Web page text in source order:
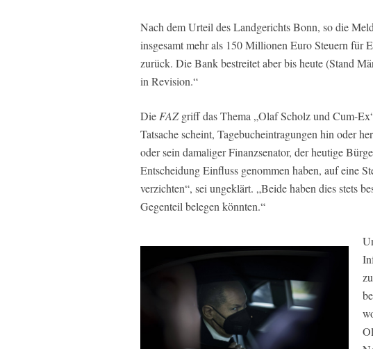
Nach dem Urteil des Landgerichts Bonn, so die
insgesamt mehr als 150 Millionen Euro Steuern für
zurück. Die Bank bestreitet aber bis heute (Stand
in Revision.“
Die FAZgriff das Thema „Olaf Scholz und Cum-
Tatsache scheint, Tagebucheintragungen hin oder
oder sein damaliger Finanzsenator, der heutige
Entscheidung Einfluss genommen haben, auf eine
verzichten“, sei ungeklärt. „Beide haben dies stets
Gegenteil belegen könnten.“